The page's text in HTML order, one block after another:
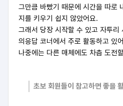
그만큼 바빴기 때문에 시간을 따로
지를 키우기 쉽지 않았어요.
그래서 당장 시작할 수 있고 자투리
의응답 코너에서 주로 활동하고 있
나중에는 다른 매체에도 차츰 도전
초보 회원들이 참고하면 좋을